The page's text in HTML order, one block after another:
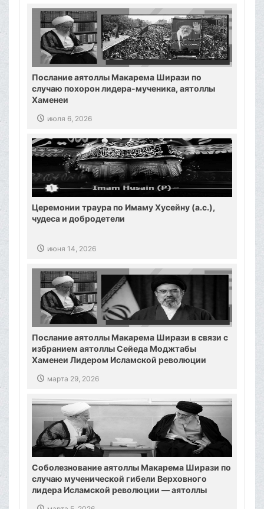
Послание аятоллы Макарема Ширази по
случаю похорон лидера-мученика, аятоллы
Хаменеи
июля 6, 2026
Церемонии траура по Имаму Хусейну (а.с.),
чудеса и добродетели
июня 14, 2026
Послание аятоллы Макарема Ширази в связи с
избранием аятоллы Сейеда Моджтабы
Хаменеи Лидером Исламской революции
марта 29, 2026
Соболезнование аятоллы Макарема Ширази по
случаю мученической гибели Верховного
лидера Исламской революции — аятоллы